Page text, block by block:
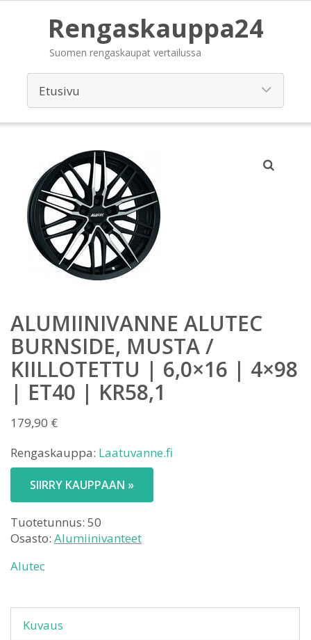
Rengaskauppa24
Suomen rengaskaupat vertailussa
ALUMIINIVANNE ALUTEC
BURNSIDE, MUSTA /
KIILLOTETTU | 6,0×16 | 4×98
| ET40 | KR58,1
179,90 €
Rengaskauppa: Laatuvanne.fi
SIIRRY KAUPPAAN »
Tuotetunnus: 50
Osasto: Alumiinivanteet
Alutec
Kuvaus